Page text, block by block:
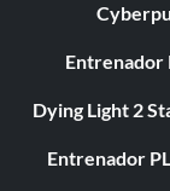
Entrenador
Dying Light 2
Entrenador